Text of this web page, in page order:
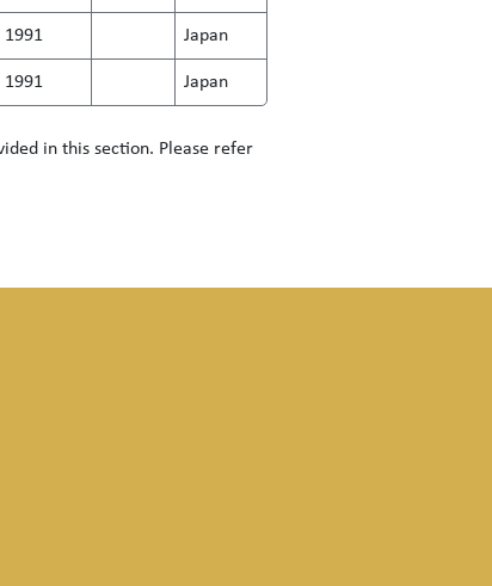
1991 Japan
1991 Japan
in this section. Please refer